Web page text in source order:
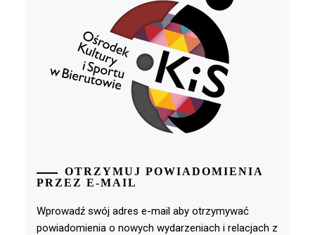
OTRZYMUJ POWIADOMIENIA
PRZEZ E-MAIL
Wprowadź swój adres e-mail aby otrzymywać
powiadomienia o nowych wydarzeniach i relacjach z